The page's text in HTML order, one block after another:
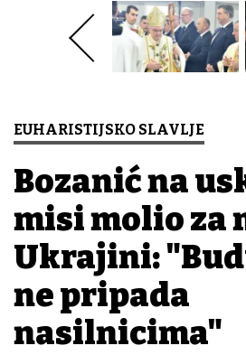
EUHARISTIJSKO SLAVLJE
Bozanić na
misi molio za
Ukrajini:
ne pripada
nasilnicima"